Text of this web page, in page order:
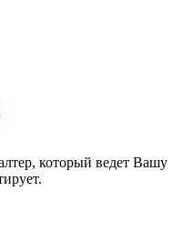
который ведет Вашу